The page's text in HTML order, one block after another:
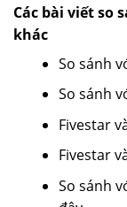
Các bài viết so
khác
So sánh
So sánh
Fivestar
Fivestar
So sánh